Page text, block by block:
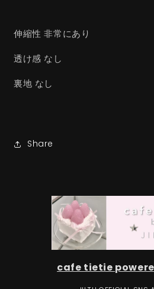
伸縮性 非常にあり
透け感 なし
裏地 なし
Share
cafe tietie